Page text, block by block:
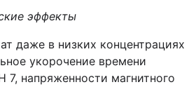
эффекты
даже в низких концентрациях
укорочение времени
7, напряженности магнитного